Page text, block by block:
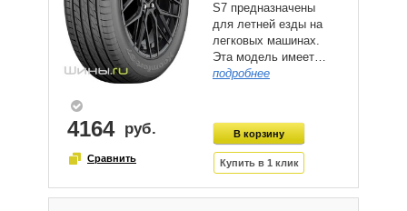
S7 предназначены
для летней езды на
легковых машинах.
Эта модель имеет…
подробнее
4164